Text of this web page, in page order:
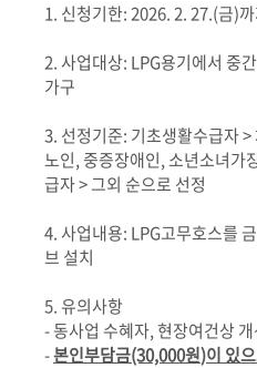
1. 신청기한: 2026. 2. 27.(금)
2.사업대상: LPG용기에서 중
가구
3. 선정기준: 기초생활수급자>
노인,중증장애인,소년소녀가
급자>그외 순으로 선정
4.사업내용: LPG고무호스를
브 설치
5.유의사항
-동사업 수혜자,현장여건상
-본인부담금(30,000원)이 있